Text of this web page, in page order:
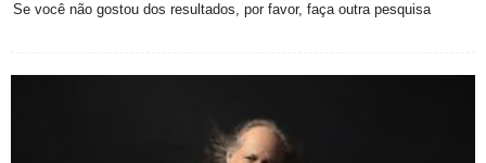
Se você não gostou dos resultados, por favor, faça outra pesquisa